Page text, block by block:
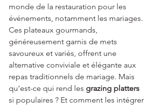
monde de la restauration pour les
événements, notamment les mariages.
Ces plateaux gourmands,
généreusement garnis de mets
savoureux et variés, offrent une
alternative conviviale et élégante aux
repas traditionnels de mariage. Mais
qu'est-ce qui rend les grazing platters
si populaires ? Et comment les intégrer